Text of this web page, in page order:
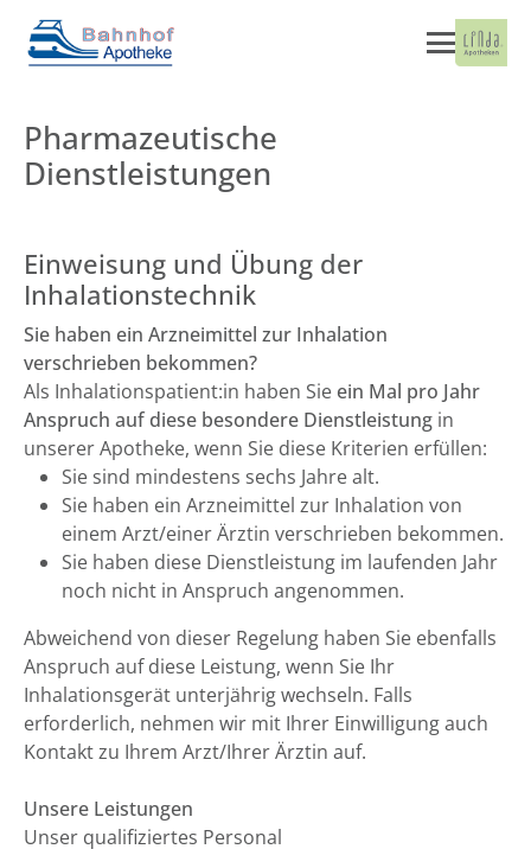
Pharmazeutische
Dienstleistungen
Einweisung und Übung der
Inhalationstechnik
Sie haben ein Arzneimittel zur Inhalation
verschrieben bekommen?
Als Inhalationspatient:in haben Sie ein Mal pro Jahr
Anspruch auf diese besondere Dienstleistung in
unserer Apotheke, wenn Sie diese Kriterien erfüllen:
Sie sind mindestens sechs Jahre alt.
Sie haben ein Arzneimittel zur Inhalation von
einem Arzt/einer Ärztin verschrieben bekommen.
Sie haben diese Dienstleistung im laufenden Jahr
noch nicht in Anspruch angenommen.
Abweichend von dieser Regelung haben Sie ebenfalls
Anspruch auf diese Leistung, wenn Sie Ihr
Inhalationsgerät unterjährig wechseln. Falls
erforderlich, nehmen wir mit Ihrer Einwilligung auch
Kontakt zu Ihrem Arzt/Ihrer Ärztin auf.
Unsere Leistungen
Unser qualifiziertes Personal